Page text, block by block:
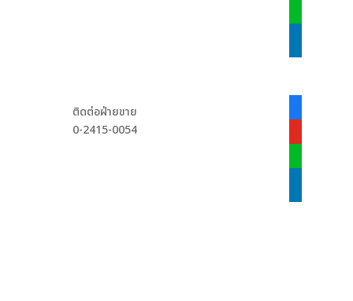
ติดต่อฝ่ายขาย
0-2415-0054